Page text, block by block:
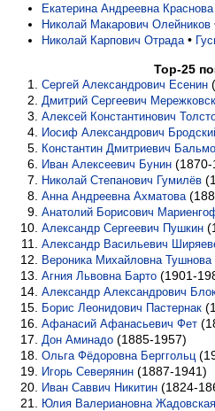
Екатерина Андреевна Краснова
Николай Макарович Олейников
Николай Карпович Отрада •
Top-25
Сергей Александрович Есенин
Дмитрий Сергеевич
Алексей Константинович
Иосиф Александрович
Константин Дмитриевич
Иван Алексеевич Бунин (1870-
Николай Степанович Гумилёв
Анна Андреевна Ахматова
Анатолий Борисович
Александр Сергеевич Пушкин
Александр Васильевич
Вероника Михайловна Тушнова
Агния Львовна Барто (1901-
Александр Александрович
Борис Леонидович Пастернак
Афанасий Афанасьевич Фет
Дон Аминадо (1885-1957)
Ольга Фёдоровна Берггольц
Игорь Северянин (1887-1941)
Иван Саввич Никитин (1824-
Юлия Валериановна Жадовская